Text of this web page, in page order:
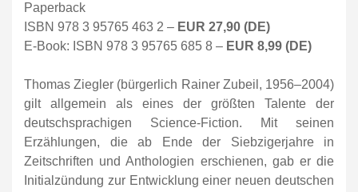
Paperback
ISBN 978 3 95765 463 2 – EUR 27,90 (DE)
E-Book: ISBN 978 3 95765 685 8 – EUR 8,99 (DE)
Thomas Ziegler (bürgerlich Rainer Zubeil, 1956–2004)
gilt allgemein als eines der größten Talente der
deutschsprachigen Science-Fiction. Mit seinen
Erzählungen, die ab Ende der Siebzigerjahre in
Zeitschriften und Anthologien erschienen, gab er die
Initialzündung zur Entwicklung einer neuen deutschen